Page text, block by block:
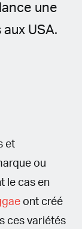
une
USA.
et
ou
le cas en
ont créé
ces variétés